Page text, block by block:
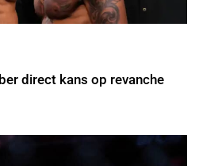
direct kans op revanche